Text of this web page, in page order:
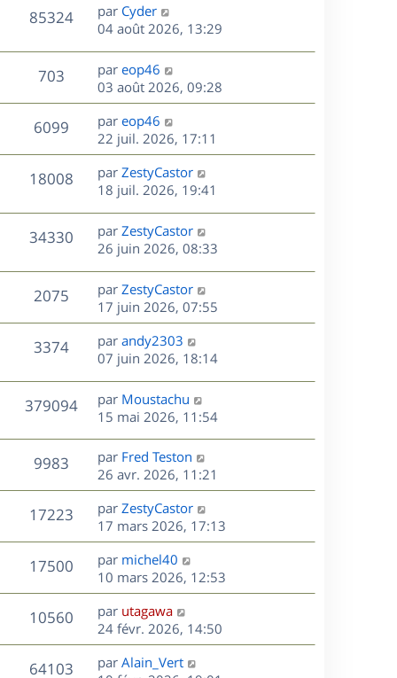
85324V
u
D
e
n
i
e
r
m
e
s
s
e
par Cyder
04 août 2026, 13:29
703V
u
e
s
D
e
r
n
i
e
r
m
e
s
s
e
par eop46
03 août 2026, 09:28
6099V
u
e
D
e
r
n
i
r
m
s
a
e
par eop46
22 juil. 2026, 17:11
18008V
u
e
s
D
e
i
e
r
m
e
s
a
g
e
par ZestyCastor
18 juil. 2026, 19:41
34330V
u
D
e
i
e
r
m
s
a
g
e
par ZestyCastor
26 juin 2026, 08:33
2075V
u
D
e
r
n
i
r
m
s
a
e
par ZestyCastor
17 juin 2026, 07:55
3374V
u
e
s
D
e
i
e
r
m
e
s
a
e
par andy2303
07 juin 2026, 18:14
379094V
u
D
e
n
i
e
r
m
e
s
s
a
g
e
par Moustachu
15 mai 2026, 11:54
9983V
u
e
s
D
e
r
n
i
e
r
m
e
s
s
a
g
par Fred Teston
26 avr. 2026, 11:21
17223V
u
s
D
e
r
n
i
e
r
m
e
s
par ZestyCastor
17 mars 2026, 17:13
17500V
u
s
D
e
r
n
i
e
r
par michel40
10 mars 2026, 12:53
10560V
u
D
e
r
n
par utagawa
24 févr. 2026, 14:50
64103V
D
par Alain_Vert